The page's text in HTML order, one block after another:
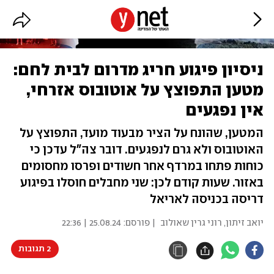
ניסיון פיגוע חריג מדרום לבית לחם:
מטען התפוצץ על אוטובוס אזרחי,
אין נפגעים
המטען, שהונח על הציר מבעוד מועד, התפוצץ על
האוטובוס ולא גרם לנפגעים. דובר צה"ל עדכן כי
כוחות פתחו במרדף אחר חשודים ופרסו מחסומים
באזור. שעות קודם לכן: שני מחבלים חוסלו בפיגוע
דריסה בכניסה לאריאל
יואב זיתון, רוני גרין שאולוב | פורסם: 25.08.24 | 22:36
2 תגובות